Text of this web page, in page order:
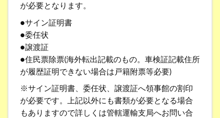
が必要となります。
●サイン証明書
●委任状
●譲渡証
●住民票除票(海外転出記載のもの。車検証記載住所
が履歴証明できない場合は戸籍附票等必要)
※サイン証明書、委任状、譲渡証へ領事館の割印
が必要です。上記以外にも書類が必要となる場合
もありますので詳しくは管轄運輸支局へお問い合